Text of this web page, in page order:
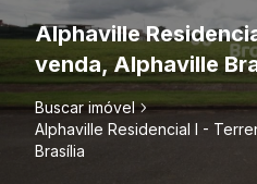
Alphaville
venda, Alphaville
Buscar imóvel
Alphaville Residencial I -
Brasília